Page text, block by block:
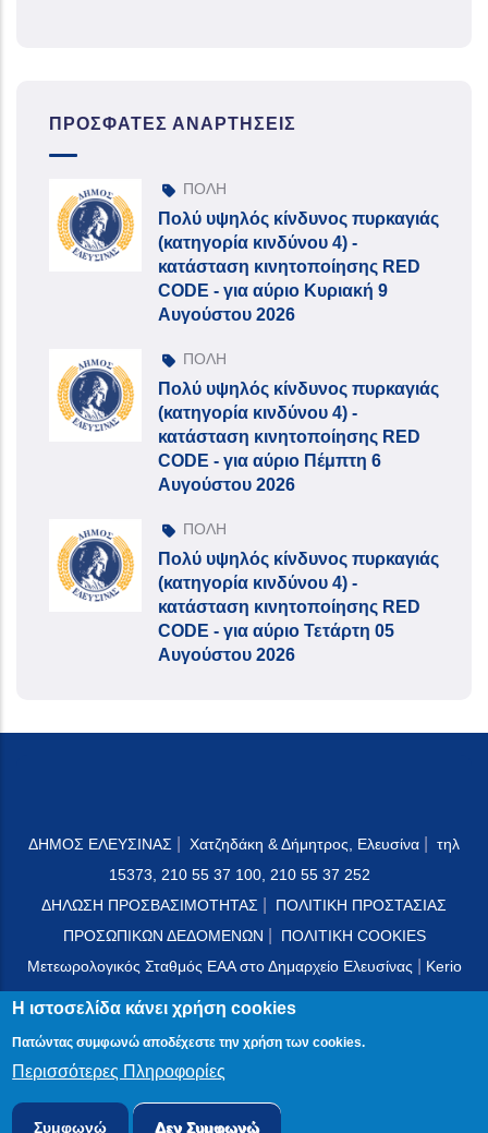
ΠΡΌΣΦΑΤΕΣ ΑΝΑΡΤΉΣΕΙΣ
ΠΟΛΗ
Πολύ υψηλός κίνδυνος πυρκαγιάς
(κατηγορία κινδύνου 4) -
κατάσταση κινητοποίησης RED
CODE - για αύριο Κυριακή 9
Αυγούστου 2026
ΠΟΛΗ
Πολύ υψηλός κίνδυνος πυρκαγιάς
(κατηγορία κινδύνου 4) -
κατάσταση κινητοποίησης RED
CODE - για αύριο Πέμπτη 6
Αυγούστου 2026
ΠΟΛΗ
Πολύ υψηλός κίνδυνος πυρκαγιάς
(κατηγορία κινδύνου 4) -
κατάσταση κινητοποίησης RED
CODE - για αύριο Τετάρτη 05
Αυγούστου 2026
ΔΗΜΟΣ ΕΛΕΥΣΙΝΑΣ Χατζηδάκη & Δήμητρος, Ελευσίνα
τηλ
15373, 210 55 37 100, 210 55 37 252
ΔΗΛΩΣΗ ΠΡΟΣΒΑΣΙΜΟΤΗΤΑΣ
ΠΟΛΙΤΙΚΗ ΠΡΟΣΤΑΣΙΑΣ
ΠΡΟΣΩΠΙΚΩΝ ΔΕΔΟΜΕΝΩΝ
ΠΟΛΙΤΙΚΗ COOKIES
Μετεωρολογικός Σταθμός ΕΑΑ στο Δημαρχείο Ελευσίνας
Kerio
Mail Server
Η ιστοσελίδα κάνει χρήση cookies
Πατώντας συμφωνώ αποδέχεστε την χρήση των cookies.
Περισσότερες Πληροφορίες
Συμφωνώ Δεν Συμφωνώ